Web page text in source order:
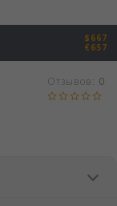
$667
€657
Отзывов: 0